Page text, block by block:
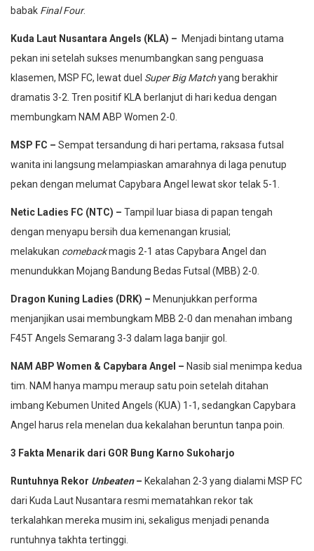
babak Final Four.
Kuda Laut Nusantara Angels (KLA) – Menjadi bintang utama
pekan ini setelah sukses menumbangkan sang penguasa
klasemen, MSP FC, lewat duel Super Big Matchyang berakhir
dramatis 3-2. Tren positif KLA berlanjut di hari kedua dengan
membungkam NAM ABP Women 2-0.
MSP FC – Sempat tersandung di hari pertama, raksasa futsal
wanita ini langsung melampiaskan amarahnya di laga penutup
pekan dengan melumat Capybara Angel lewat skor telak 5-1.
Netic Ladies FC (NTC) – Tampil luar biasa di papan tengah
dengan menyapu bersih dua kemenangan krusial;
melakukan comebackmagis 2-1 atas Capybara Angel dan
menundukkan Mojang Bandung Bedas Futsal (MBB) 2-0.
Dragon Kuning Ladies (DRK) – Menunjukkan performa
menjanjikan usai membungkam MBB 2-0 dan menahan imbang
F45T Angels Semarang 3-3 dalam laga banjir gol.
NAM ABP Women & Capybara Angel – Nasib sial menimpa kedua
tim. NAM hanya mampu meraup satu poin setelah ditahan
imbang Kebumen United Angels (KUA) 1-1, sedangkan Capybara
Angel harus rela menelan dua kekalahan beruntun tanpa poin.
3 Fakta Menarik dari GOR Bung Karno Sukoharjo
Runtuhnya Rekor Unbeaten– Kekalahan 2-3 yang dialami MSP FC
dari Kuda Laut Nusantara resmi mematahkan rekor tak
terkalahkan mereka musim ini, sekaligus menjadi penanda
runtuhnya takhta tertinggi.